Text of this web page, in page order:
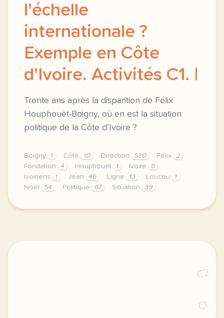
l'échelle
internationale ?
Exemple en Côte
d'Ivoire. Activités C1. |
Trente ans après la disparition de Félix
Houphouët-Boigny, où en est la situation
politique de la Côte d’Ivoire ?
Boigny 1 Côte 10 Direction 530 Félix
2
Fondation
4 Houphouët 1 Ivoire
9
Ivoiriens
1 Jean 46 Ligne 13 Loucou
1
Noël
54 Politique 67 Situation 39
didomi host didomi components button cursor
C2
C1